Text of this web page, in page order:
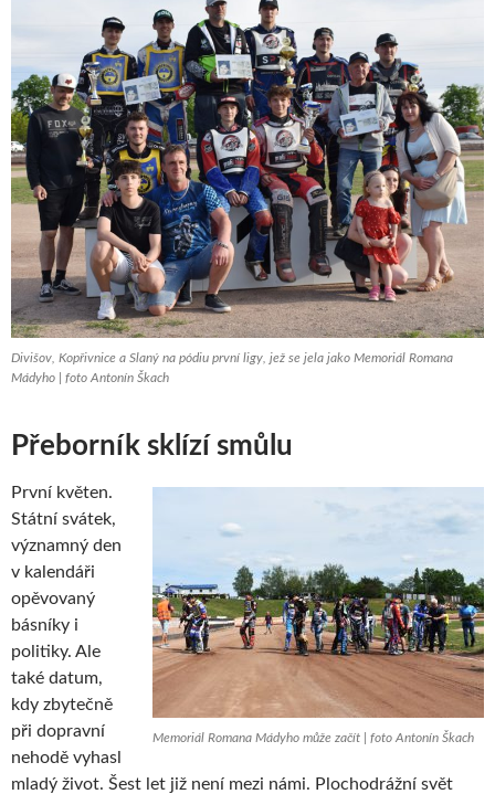
Divišov, Kopřivnice a Slaný na pódiu první ligy, jež se jela jako Memoriál Romana
Mádyho | foto Antonín Škach
Přeborník sklízí smůlu
Memoriál Romana Mádyho může začít | foto Antonín Škach
První květen.
Státní svátek,
významný den
v kalendáři
opěvovaný
básníky i
politiky. Ale
také datum,
kdy zbytečně
při dopravní
nehodě vyhasl
mladý život. Šest let již není mezi námi. Plochodrážní svět